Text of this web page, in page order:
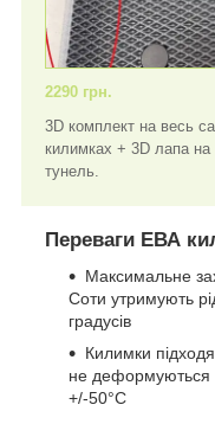
2290 грн.
3D комплект на весь
килимках + 3D лапа
тунель.
Переваги ЕВА
Максимальне
Соти утримують
градусів
Килимки
не деформуються
+/-50°C